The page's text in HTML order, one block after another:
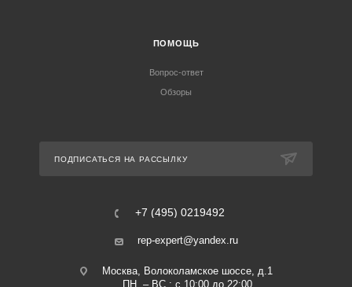
ПОМОЩЬ
Вопрос-ответ
Обзоры
ПОДПИСАТЬСЯ НА РАССЫЛКУ
+7 (495) 0219492
rep-expert@yandex.ru
Москва, Волоколамское шоссе, д.1
ПН. – ВС.: с 10:00 до 22:00